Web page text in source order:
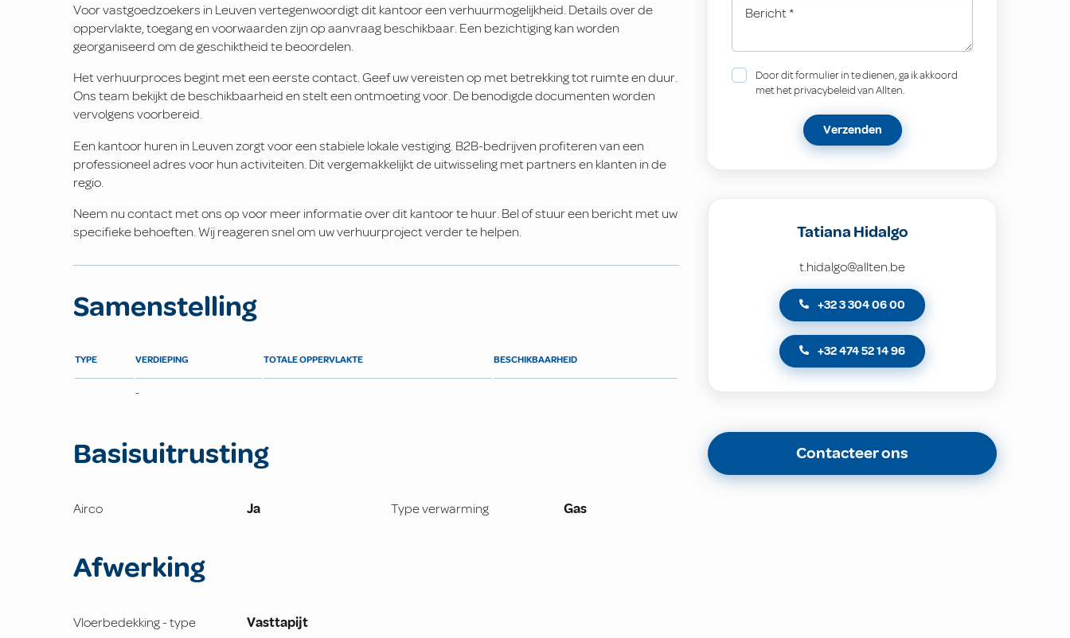
Voor vastgoedzoekers in Leuven vertegenwoordigt dit kantoor een verhuurmogelijkheid. Details over de
oppervlakte, toegang en voorwaarden zijn op aanvraag beschikbaar. Een bezichtiging kan worden
georganiseerd om de geschiktheid te beoordelen.
Het verhuurproces begint met een eerste contact. Geef uw vereisten op met betrekking tot ruimte en duur.
Ons team bekijkt de beschikbaarheid en stelt een ontmoeting voor. De benodigde documenten worden
vervolgens voorbereid.
Een kantoor huren in Leuven zorgt voor een stabiele lokale vestiging. B2B-bedrijven profiteren van een
professioneel adres voor hun activiteiten. Dit vergemakkelijkt de uitwisseling met partners en klanten in de
regio.
Neem nu contact met ons op voor meer informatie over dit kantoor te huur. Bel of stuur een bericht met uw
specifieke behoeften. Wij reageren snel om uw verhuurproject verder te helpen.
Samenstelling
TYPE VERDIEPING TOTALE OPPERVLAKTE BESCHIKBAARHEID
-
Basisuitrusting
Airco Ja Type verwarming Gas
Afwerking
Vloerbedekking - type Vasttapijt
Bericht*
Door dit formulier in te dienen, ga ik akkoord
met het privacybeleid van Allten.
Verzenden
Tatiana Hidalgo
t.hidalgo@allten.be
+32 3 304 06 00
+32 474 52 14 96
Contacteer ons